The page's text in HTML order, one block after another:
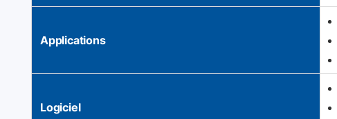
Applications
Logiciel